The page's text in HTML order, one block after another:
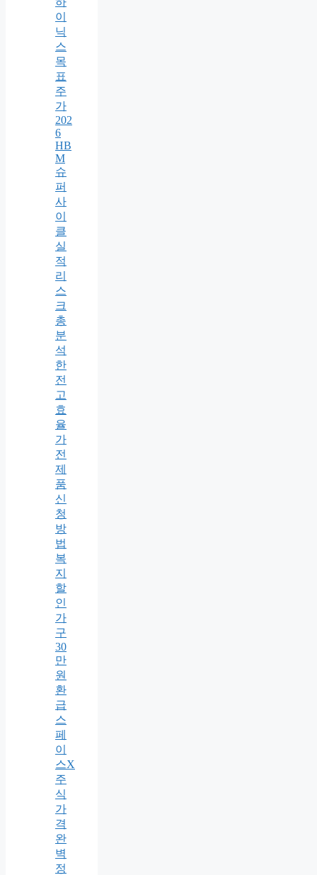
이
닉
스
목
표
주
가
202
6
HB
M
슈
퍼
사
이
클
실
적
리
스
크
총
분
석
한
전
고
효
율
가
전
제
품
신
청
방
법
복
지
할
인
가
구
30
만
원
환
급
스
페
이
스X
주
식
가
격
완
벽
정